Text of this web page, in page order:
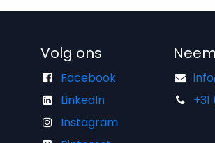
Volg ons
Facebook
LinkedIn
Instagram